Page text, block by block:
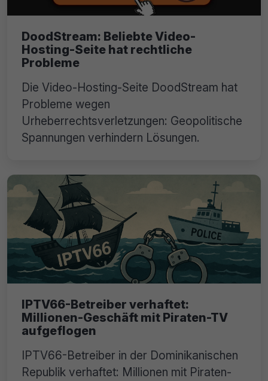
DoodStream: Beliebte Video-
Hosting-Seite hat rechtliche
Probleme
Die Video-Hosting-Seite DoodStream hat
Probleme wegen
Urheberrechtsverletzungen: Geopolitische
Spannungen verhindern Lösungen.
IPTV66-Betreiber verhaftet:
Millionen-Geschäft mit Piraten-TV
aufgeflogen
IPTV66-Betreiber in der Dominikanischen
Republik verhaftet: Millionen mit Piraten-